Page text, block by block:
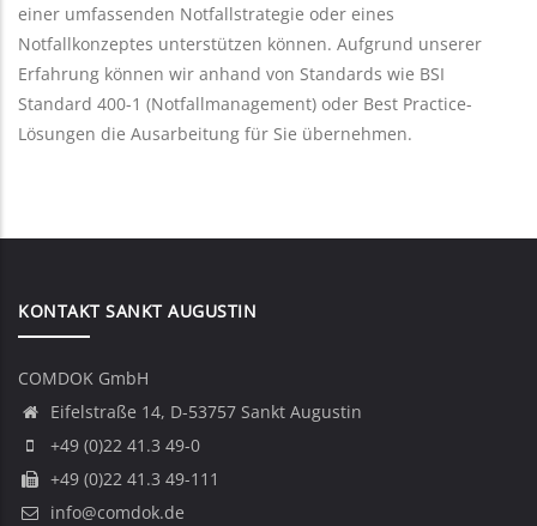
einer umfassenden Notfallstrategie oder eines
Notfallkonzeptes unterstützen können. Aufgrund unserer
Erfahrung können wir anhand von Standards wie BSI
Standard 400-1 (Notfallmanagement) oder Best Practice-
Lösungen die Ausarbeitung für Sie übernehmen.
KONTAKT SANKT AUGUSTIN
COMDOK GmbH
Eifelstraße 14, D-53757 Sankt Augustin
+49 (0)22 41.3 49-0
+49 (0)22 41.3 49-111
info@comdok.de